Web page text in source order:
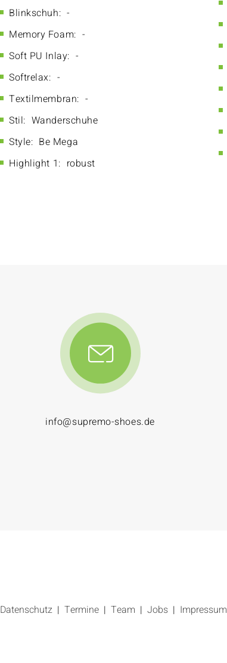
Blinkschuh: -
Memory Foam: -
Soft PU Inlay: -
Softrelax: -
Textilmembran: -
Stil: Wanderschuhe
Style: Be Mega
Highlight 1: robust
info@supremo-shoes.de
Datenschutz Termine Team Jobs Impressum